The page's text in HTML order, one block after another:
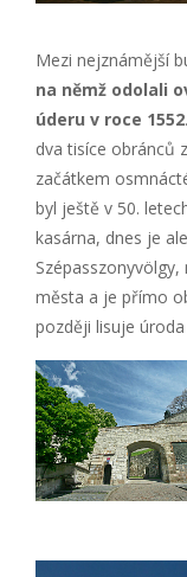
Mezi nejznámější
na němž odolali
úderu v roce 1552
dva tisíce obránců
začátkem
byl ještě v 50.
kasárna, dnes je
města a je přímo
později lisuje